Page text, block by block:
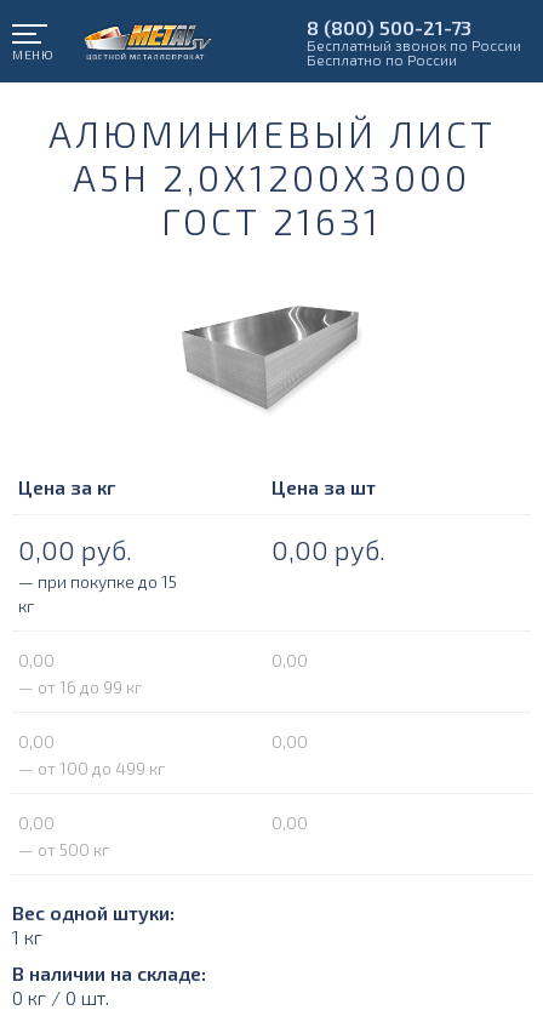
МЕНЮ
8 (800) 500-21-73
Бесплатный звонок по России
Бесплатно по России
АЛЮМИНИЕВЫЙ ЛИСТ
А5Н 2,0Х1200Х3000
ГОСТ 21631
Цена за кг Цена за шт
0,00 руб. 0,00 руб.
— при покупке до 15
кг
0,00
0,00
— от 16 до 99 кг
0,00
0,00
— от 100 до 499 кг
0,00
0,00
— от 500 кг
Вес одной штуки:
1 кг
В наличии на складе:
0 кг / 0 шт.